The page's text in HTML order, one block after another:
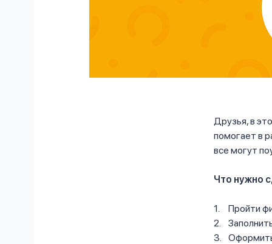
Друзья, в
помогает в
все могут
Что нужно
Пройти